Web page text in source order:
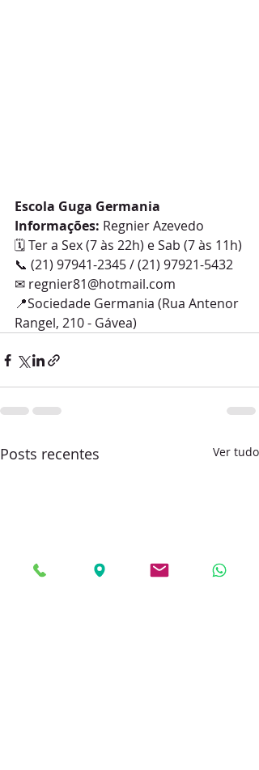
Escola Guga Germania
Informações: Regnier Azevedo
🗓️ Ter a Sex (7 às 22h) e Sab (7 às 11h)
📞 (21) 97941-2345 / (21) 97921-5432
✉ regnier81@hotmail.com
📍Sociedade Germania (Rua Antenor
Rangel, 210 - Gávea)
Posts recentes Ver tudo